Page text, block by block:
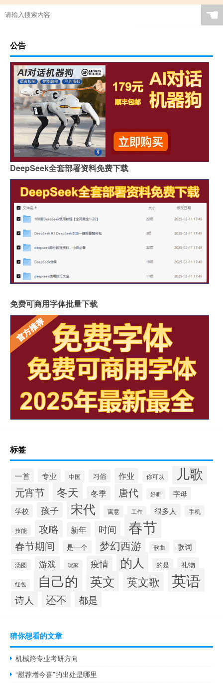
☚
公告
DeepSeek全套部署资料免费下载
免费可商用字体批量下载
标签
一首 专业 中国 习俗 作业 你可以 儿歌
元宵节 冬天 冬季 唐代 好听
字母
学校
孩子 宋代 寓意 工作 很多人 手机
技能 攻略 新年 时间 春节
春节期间 是一个 梦幻西游 歌曲 歌词
汤圆 游戏 玩家 疫情 的人 的是 礼物
红包 自己的 英文 英文歌 英语
诗人 还不 都是
猜你想看的文章
机械跨专业考研方向
“慰荐增今喜”的出处是哪里